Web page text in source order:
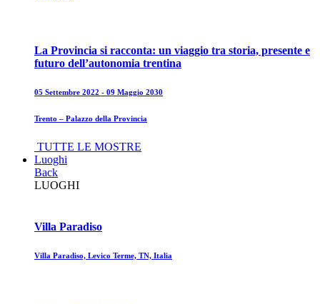
La Provincia si racconta: un viaggio tra storia, presente e
futuro dell’autonomia trentina
05 Settembre 2022 - 09 Maggio 2030
Trento – Palazzo della Provincia
TUTTE LE MOSTRE
Luoghi
Back
LUOGHI
Villa Paradiso
Villa Paradiso, Levico Terme, TN, Italia